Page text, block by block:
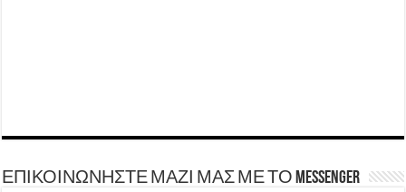
ΕΠΙΚΟΙΝΩΝΗΣΤΕ ΜΑΖΙ ΜΑΣ ΜΕ ΤΟ Messenger